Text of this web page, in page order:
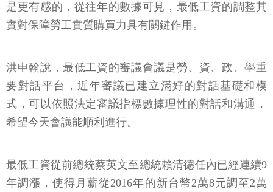
是更有感的，從往年的數據可見，最低工資的調整其
實對保障勞工實質購買力具有關鍵作用。
洪申翰說，最低工資的審議會議是勞、資、政、學重
要對話平台，近年審議已建立滿好的對話基礎和模
式，可以依照法定審議指標數據理性的對話和溝通，
希望今天會議能順利進行。
最低工資從前總統蔡英文至總統賴清德任內已經連續9
年調漲，使得月薪從2016年的新台幣2萬8元調至2萬